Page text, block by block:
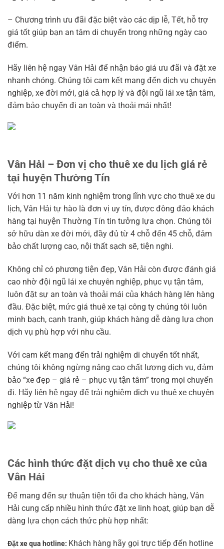
– Chương trình ưu đãi đặc biệt vào các dịp lễ, Tết, hỗ trợ
giá tốt giúp bạn an tâm di chuyển trong những ngày cao
điểm.
Hãy liên hệ ngay Vân Hải để nhận báo giá ưu đãi và đặt xe
nhanh chóng. Chúng tôi cam kết mang đến dịch vụ chuyên
nghiệp, xe đời mới, giá cả hợp lý và đội ngũ lái xe tận tâm,
đảm bảo chuyến đi an toàn và thoải mái nhất!
Vân Hải – Đơn vị cho thuê xe du lịch giá rẻ
tại huyện Thường Tín
Với hơn 11 năm kinh nghiệm trong lĩnh vực cho thuê xe du
lịch, Vân Hải tự hào là đơn vị uy tín, được đông đảo khách
hàng tại huyện Thường Tín tin tưởng lựa chọn. Chúng tôi
sở hữu dàn xe đời mới, đầy đủ từ 4 chỗ đến 45 chỗ, đảm
bảo chất lượng cao, nội thất sạch sẽ, tiện nghi.
Không chỉ có phương tiện đẹp, Vân Hải còn được đánh giá
cao nhờ đội ngũ lái xe chuyên nghiệp, phục vụ tận tâm,
luôn đặt sự an toàn và thoải mái của khách hàng lên hàng
đầu. Đặc biệt, mức giá thuê xe tại công ty chúng tôi luôn
minh bạch, cạnh tranh, giúp khách hàng dễ dàng lựa chọn
dịch vụ phù hợp với nhu cầu.
Với cam kết mang đến trải nghiệm di chuyển tốt nhất,
chúng tôi không ngừng nâng cao chất lượng dịch vụ, đảm
bảo “xe đẹp – giá rẻ – phục vụ tận tâm” trong mọi chuyến
đi. Hãy liên hệ ngay để trải nghiệm dịch vụ thuê xe chuyên
nghiệp từ Vân Hải!
Các hình thức đặt dịch vụ cho thuê xe của
Vân Hải
Để mang đến sự thuận tiện tối đa cho khách hàng, Vân
Hải cung cấp nhiều hình thức đặt xe linh hoạt, giúp bạn dễ
dàng lựa chọn cách thức phù hợp nhất:
Đặt xe qua hotline: Khách hàng hãy gọi trực tiếp đến hotline